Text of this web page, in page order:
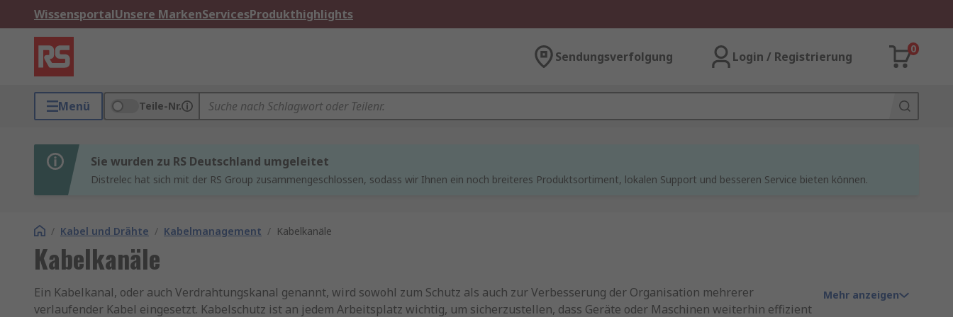
WissensportalUnsere MarkenServicesProdukthighlights
Sendungsverfolgung Login / Registrierung
0
Menü Teile-Nr.
Sie wurden zu RS Deutschland umgeleitet
Distrelec hat sich mit der RS Group zusammengeschlossen, sodass wir Ihnen ein noch breiteres Produktsortiment, lokalen Support und besseren Service bieten können.
/ Kabel und Drähte / Kabelmanagement / Kabelkanäle
Kabelkanäle
Ein Kabelkanal, oder auch Verdrahtungskanal genannt, wird sowohl zum Schutz als auch zur Verbesserung der Organisation mehrerer
verlaufender Kabel eingesetzt. Kabelschutz ist an jedem Arbeitsplatz wichtig, um sicherzustellen, dass Geräte oder Maschinen weiterhin effizient
Mehr anzeigen